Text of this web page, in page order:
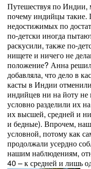
Путешествуя по
почему индийцы такие.
недостижимых по
по-детски иногда
раскусили, также по-
нищете и ничего не
положение? Анна
добавляла, что дело в
касты в Индии
индийцев ни на йоту
условно разделили их
их высшей, средней и
и бедные). Впрочем,
условной, потому как
продолжали усердно
нашим наблюдениям,
40 – к средней и лишь